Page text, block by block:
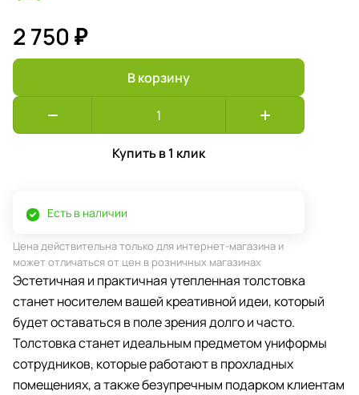
2 750 ₽
В корзину
Купить в 1 клик
Есть в наличии
Цена действительна только для интернет-магазина и
может отличаться от цен в розничных магазинах
Эстетичная и практичная утепленная толстовка
станет носителем вашей креативной идеи, который
будет оставаться в поле зрения долго и часто.
Толстовка станет идеальным предметом униформы
сотрудников, которые работают в прохладных
помещениях, а также безупречным подарком клиентам